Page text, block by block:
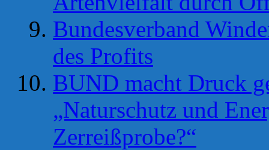
Bundesverband
des Profits
BUND macht Druck
„Naturschutz und
Zerreißprobe?“